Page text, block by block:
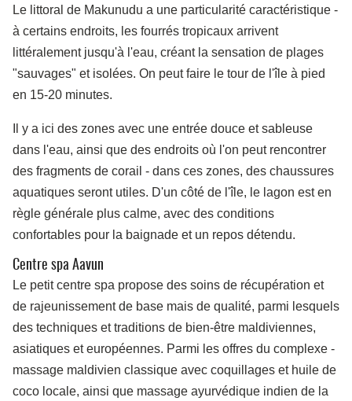
Le littoral de Makunudu a une particularité caractéristique -
à certains endroits, les fourrés tropicaux arrivent
littéralement jusqu'à l'eau, créant la sensation de plages
"sauvages" et isolées. On peut faire le tour de l'île à pied
en 15-20 minutes.
Il y a ici des zones avec une entrée douce et sableuse
dans l'eau, ainsi que des endroits où l'on peut rencontrer
des fragments de corail - dans ces zones, des chaussures
aquatiques seront utiles. D'un côté de l'île, le lagon est en
règle générale plus calme, avec des conditions
confortables pour la baignade et un repos détendu.
Centre spa Aavun
Le petit centre spa propose des soins de récupération et
de rajeunissement de base mais de qualité, parmi lesquels
des techniques et traditions de bien-être maldiviennes,
asiatiques et européennes. Parmi les offres du complexe -
massage maldivien classique avec coquillages et huile de
coco locale, ainsi que massage ayurvédique indien de la